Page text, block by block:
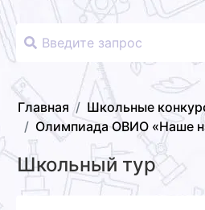
Главная
Школьные
Олимпиада ОВИО «Наше
Школьный тур